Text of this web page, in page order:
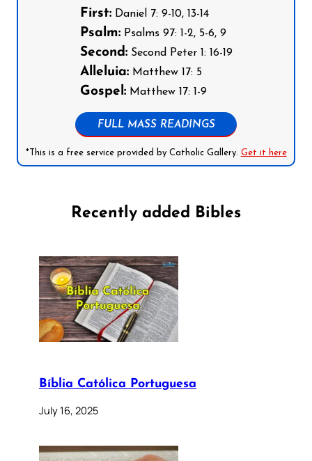
First:Daniel 7: 9-10, 13-14
Psalm:Psalms 97: 1-2, 5-6, 9
Second:Second Peter 1: 16-19
Alleluia:Matthew 17: 5
Gospel:Matthew 17: 1-9
FULL MASS READINGS
*This is a free service provided by Catholic Gallery. Get it here
Recently added Bibles
Bíblia Católica Portuguesa
July 16, 2025